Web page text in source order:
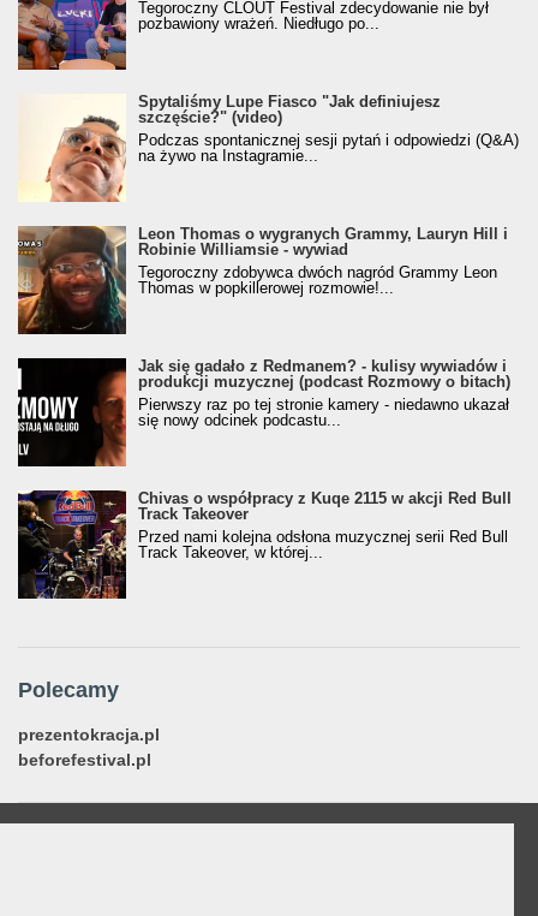
Tegoroczny CLOUT Festival zdecydowanie nie był
pozbawiony wrażeń. Niedługo po...
Spytaliśmy Lupe Fiasco "Jak definiujesz
szczęście?" (video)
Podczas spontanicznej sesji pytań i odpowiedzi (Q&A)
na żywo na Instagramie...
Leon Thomas o wygranych Grammy, Lauryn Hill i
Robinie Williamsie - wywiad
Tegoroczny zdobywca dwóch nagród Grammy Leon
Thomas w popkillerowej rozmowie!...
Jak się gadało z Redmanem? - kulisy wywiadów i
produkcji muzycznej (podcast Rozmowy o bitach)
Pierwszy raz po tej stronie kamery - niedawno ukazał
się nowy odcinek podcastu...
Chivas o współpracy z Kuqe 2115 w akcji Red Bull
Track Takeover
Przed nami kolejna odsłona muzycznej serii Red Bull
Track Takeover, w której...
Polecamy
prezentokracja.pl
beforefestival.pl